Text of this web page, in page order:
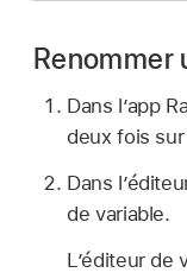
Renommer
Dans l’app
deux fois
Dans
de variable.
L’éditeur de